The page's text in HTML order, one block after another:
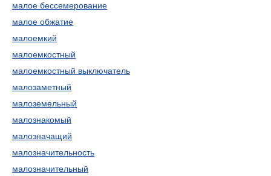
малое бессемерование
малое обжатие
малоемкий
малоемкостный
малоемкостный выключатель
малозаметный
малоземельный
малознакомый
малозначащий
малозначительность
малозначительный